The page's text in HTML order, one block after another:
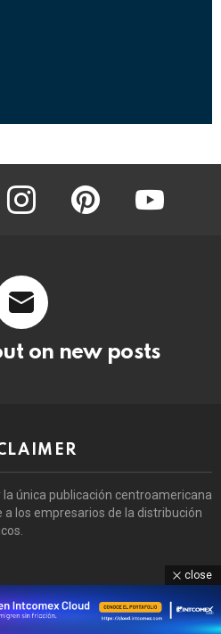
instagram pinterest youtube
on new posts
única publicación centroamericana
los empresarios de la distribución
RECIENTES
close